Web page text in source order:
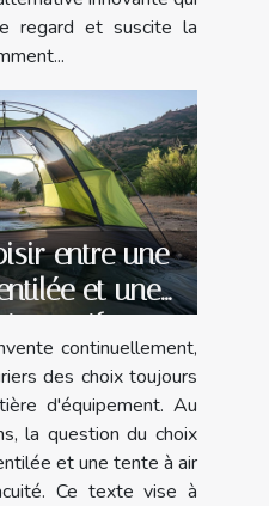
regard et suscite la
entre une
et une
captif
continuellement,
des choix toujours
d'équipement. Au
la question du choix
et une tente à air
Ce texte vise à